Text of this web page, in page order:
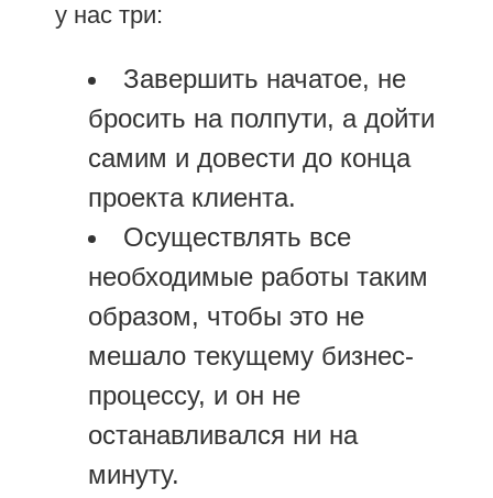
у нас три:
Завершить начатое, не
бросить на полпути, а дойти
самим и довести до конца
проекта клиента.
Осуществлять все
необходимые работы таким
образом, чтобы это не
мешало текущему бизнес-
процессу, и он не
останавливался ни на
минуту.